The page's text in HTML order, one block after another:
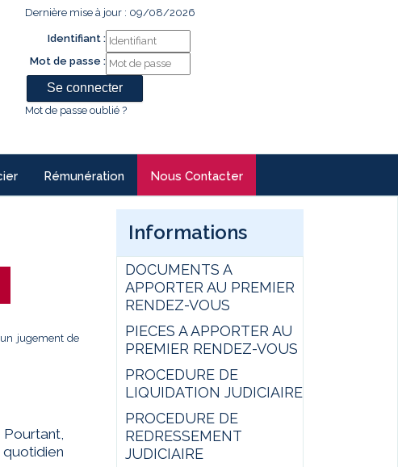
Dernière mise à jour : 09/08/2026
Identifiant :
Mot de passe :
Mot de passe oublié ?
Rémunération Nous Contacter
jugement de
Informations
DOCUMENTS A
APPORTER AU PREMIER
RENDEZ-VOUS
PIECES A APPORTER AU
PREMIER RENDEZ-VOUS
PROCEDURE DE
LIQUIDATION JUDICIAIRE
PROCEDURE DE
REDRESSEMENT
JUDICIAIRE